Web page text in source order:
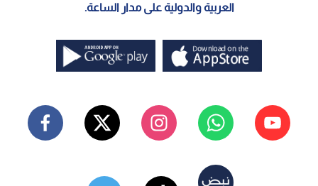
العربية والدولية على مدار الساعة.